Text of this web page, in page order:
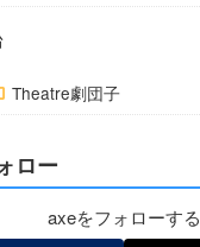
Theatre劇団子
ロー
axeをフォローする